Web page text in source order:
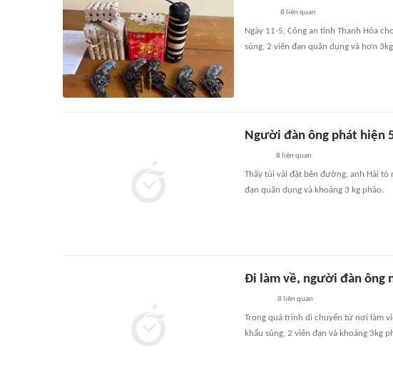
8 liên quan
Ngày 11-5, Công an tỉnh Thanh Hóa
súng, 2 viên đạn quân dụng và hơn
Người đàn ông phát hiện
8 liên quan
Thấy túi vải đặt bên đường, anh Hải
đạn quân dụng và khoảng 3 kg pháo.
Đi làm về, người đàn ông
8 liên quan
Trong quá trình di chuyển từ nơi làm
khẩu súng, 2 viên đạn và khoảng 3kg